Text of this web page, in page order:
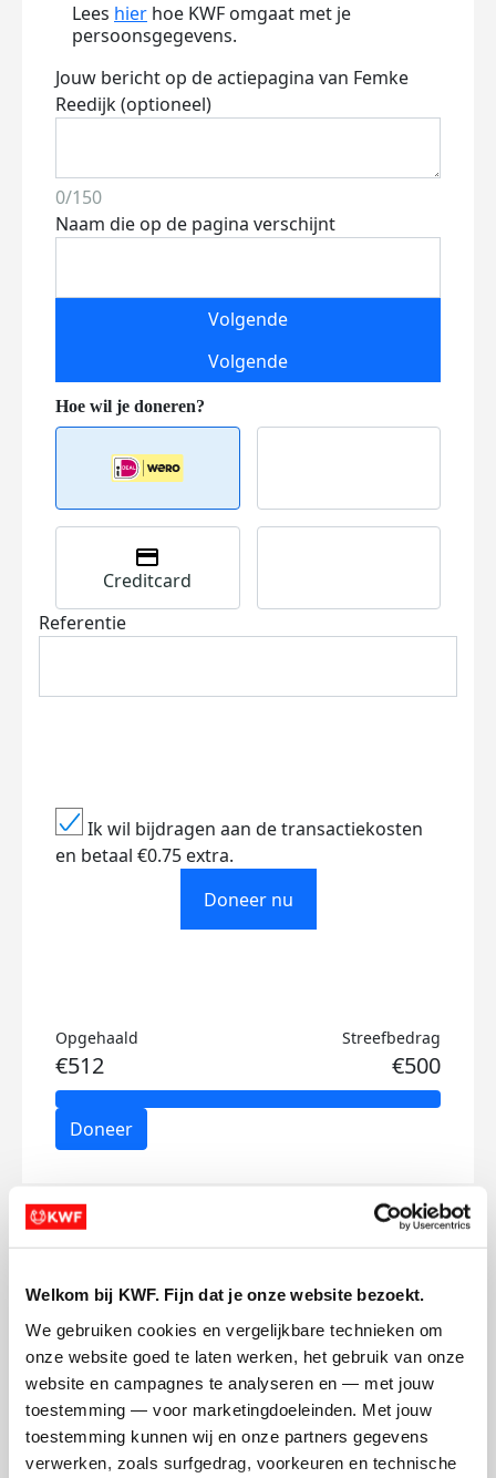
Welkom bij KWF. Fijn dat je onze website bezoekt.
We gebruiken cookies en vergelijkbare technieken om
onze website goed te laten werken, het gebruik van onze
website en campagnes te analyseren en — met jouw
toestemming — voor marketingdoeleinden. Met jouw
toestemming kunnen wij en onze partners gegevens
verwerken, zoals surfgedrag, voorkeuren en technische
Lees hier hoe KWF omgaat met je
persoonsgegevens.
Jouw bericht op de actiepagina van Femke
Reedijk (optioneel)
0/150
Naam die op de pagina verschijnt
Volgende
Volgende
Creditcard
Referentie
Ik wil bijdragen aan de transactiekosten
en betaal €0.75 extra.
Doneer nu
Opgehaald
€512
Streefbedrag
€500
Doneer